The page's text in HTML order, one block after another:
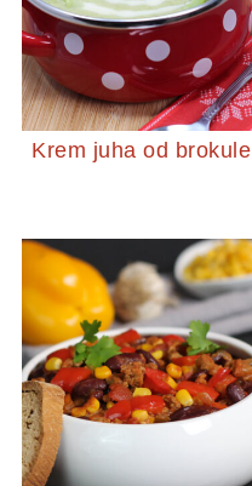
Krem juha od brokule